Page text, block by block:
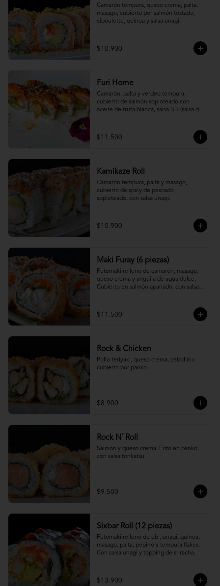
Camarón tempura, queso crema, palta,
masago, cubierto por salmón tostado,
ciboulette, quínoa y salsa unagi
$10.900
Furi Home
Camarón, palta y verdeo tempura,
cubierto de salmón soploteado con
aceite de trufa blanca, salsa BH (salsa de
$11.500
Kamikaze Roll
Camarón tempura, palta y masago,
cubierto de spicy de pescado
sopleteado, con salsa unagi.
$10.900
Maki Furay (6 piezas)
Futomaki relleno de camarón, masago,
queso crema y anguila de agua dulce.
Cubierto en salmón apanado, con salsa
$11.500
Rock & Chicken
Pollo teriyaki, queso crema, cebollino
cubierto por panko.
$8.900
Rock N´ Roll
Salmón y queso crema. Frito en panko,
con salsa tonkatsu.
$9.500
Sixbar Roll (12 piezas)
Futomaki relleno de ebi, unagi, quínoa,
masago, palta, pepino y tempura flakes.
Con salsa unagi y topping de sriracha.
$13.900